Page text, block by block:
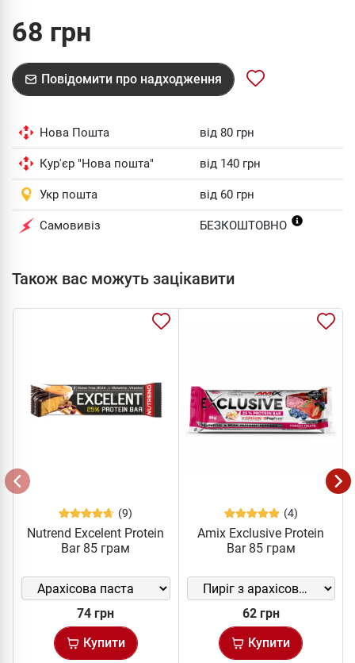
68 грн
Повідомити про надходження
Нова Пошта від 80 грн
Кур'єр "Нова пошта" від 140 грн
Укр пошта від 60 грн
Самовивіз БЕЗКОШТОВНО
Також вас можуть зацікавити
(9)
Nutrend Excelent Protein
Bar 85 грам
74 грн
Купити
(4)
Amix Exclusive Protein
Bar 85 грам
62 грн
Купити